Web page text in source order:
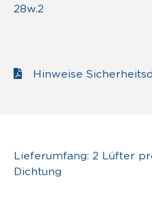
28w.2
Hinweise
Lieferumfang: 2 Lüfter
Dichtung